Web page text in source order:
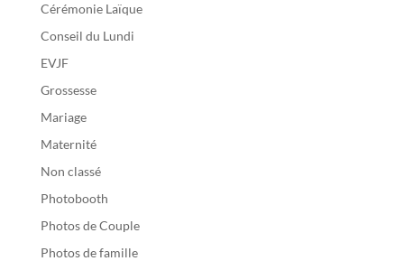
Cérémonie Laïque
Conseil du Lundi
EVJF
Grossesse
Mariage
Maternité
Non classé
Photobooth
Photos de Couple
Photos de famille